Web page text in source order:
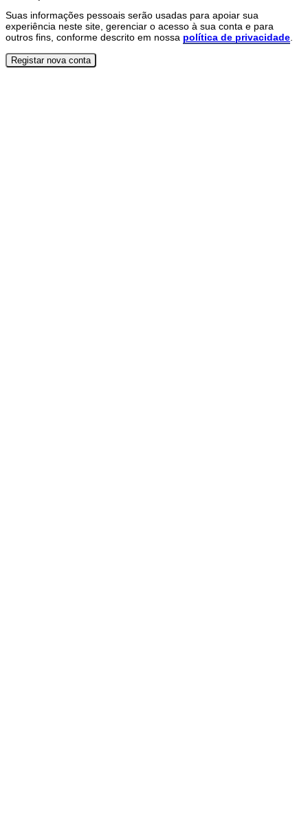
Suas informações pessoais serão usadas para apoiar sua
experiência neste site, gerenciar o acesso à sua conta e para
outros fins, conforme descrito em nossa política de privacidade.
Registar nova conta